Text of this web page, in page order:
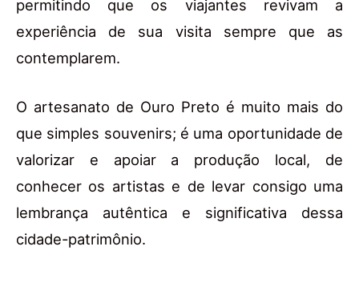
permitindo que os viajantes revivam a
experiência de sua visita sempre que as
contemplarem.
O artesanato de Ouro Preto é muito mais do
que simples souvenirs; é uma oportunidade de
valorizar e apoiar a produção local, de
conhecer os artistas e de levar consigo uma
lembrança autêntica e significativa dessa
cidade-patrimônio.